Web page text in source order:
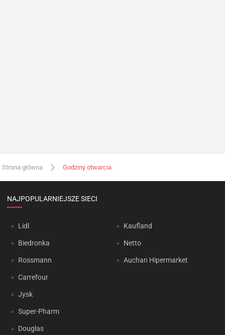
Strona główna Godziny otwarcia
NAJPOPULARNIEJSZE SIECI
Lidl
Biedronka
Rossmann
Carrefour
Jysk
Super-Pharm
Douglas
Kaufland
Netto
Auchan Hipermarket